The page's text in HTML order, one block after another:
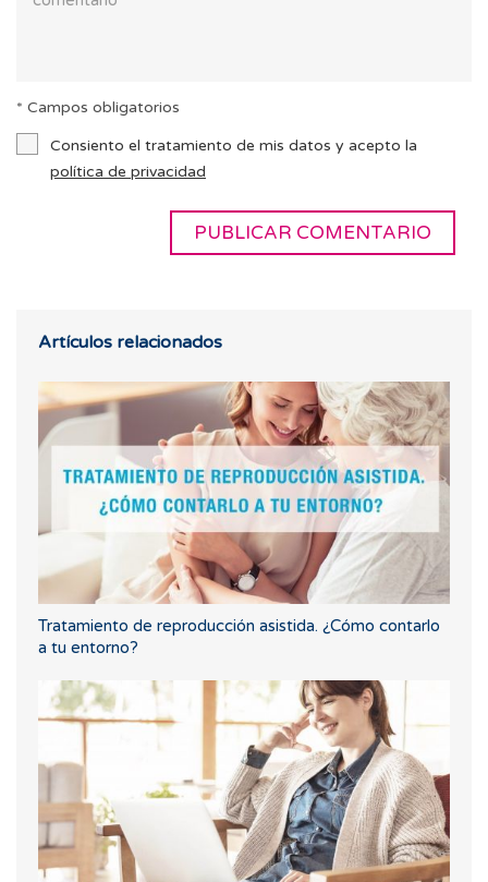
* Campos obligatorios
Consiento el tratamiento de mis datos y acepto la
política de privacidad
Artículos relacionados
Tratamiento de reproducción asistida. ¿Cómo contarlo
a tu entorno?